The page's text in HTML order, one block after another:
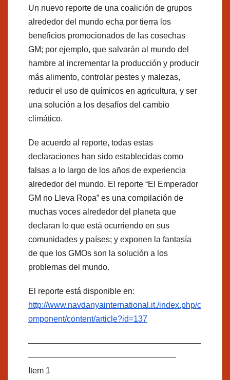
Un nuevo reporte de una coalición de grupos
alrededor del mundo echa por tierra los
beneficios promocionados de las cosechas
GM; por ejemplo, que salvarán al mundo del
hambre al incrementar la producción y producir
más alimento, controlar pestes y malezas,
reducir el uso de químicos en agricultura, y ser
una solución a los desafíos del cambio
climático.
De acuerdo al reporte, todas estas
declaraciones han sido establecidas como
falsas a lo largo de los años de experiencia
alrededor del mundo. El reporte “El Emperador
GM no Lleva Ropa” es una compilación de
muchas voces alrededor del planeta que
declaran lo que está ocurriendo en sus
comunidades y países; y exponen la fantasía
de que los GMOs son la solución a los
problemas del mundo.
El reporte está disponible en:
http://www.navdanyainternational.it./index.php/c
omponent/content/article?id=137
—————————————————————
——————————————————
Item 1